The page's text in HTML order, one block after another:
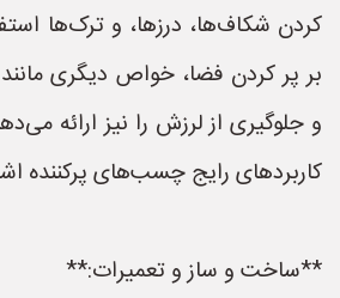
کردن شکاف‌ها، درزها، و ترک‌ها
بر پر کردن فضا، خواص دیگری
و جلوگیری از لرزش را نیز ارائه
کاربردهای رایج چسب‌های پرکننده
**ساخت و ساز و تعمیرات:**